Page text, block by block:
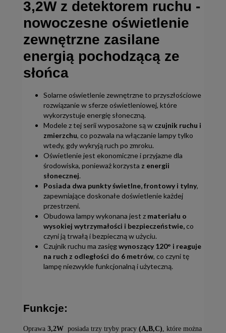
3,2W z detektorem ruchu -
nowoczesne oświetlenie
zewnętrzne zasilane
energią pochodzącą ze
słońca
Solarne oświetlenie zewnętrzne to przyszłościowe
rozwiązanie w sferze oświetleniowej, które
wykorzystuje energię słoneczną.
Modele z tej serii wyposażone są w czujnik ruchu i
zmierzchu, co pozwala na włączanie lampy tylko
wtedy, gdy wykryją ruch po zmroku.
Oświetlenie jest ekonomiczne i przyjazne dla
środowiska, ponieważ korzysta z energii
słonecznej.
Posiada dwa punkty świetlne, frontowy i tylny,
zapewniające doskonałe doświetlenie każdej
przestrzeni.
Obudowa lampy wykonana jest z materiału o
wysokiej wytrzymałości i bezpieczeństwie,co
czyni ją trwałą i bezpieczną w użyciu.
Czujnik ruchu ma zasięgwynoszący 120° i reaguje
na ruch z odległości do 6 metrów, co czyni tę
lampę niezwykle funkcjonalną i użyteczną.
Funkcje:
Oprawa 3,2W posiada trzy tryby pracy (A,B,C) , które można